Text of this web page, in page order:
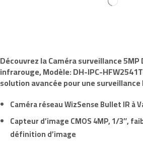
Découvrez la Caméra surveillance5MP
infrarouge, Modèle:DH-IPC-
solution avancée pour une
Caméra réseau WizSenseBullet IRà
Capteur d’image CMOS4MP,1/3″,
définition d’image